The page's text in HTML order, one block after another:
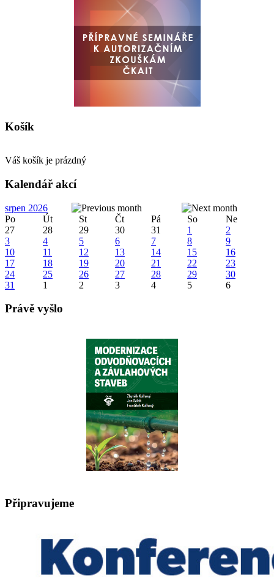
Košík
Váš košík je prázdný
Kalendář akcí
srpen 2026
Po
Út St Čt Pá So
Ne
27
28 29 30 31 1
2
3
4 5 6 7 8
9
10
11 12 13 14 15
16
17
18 19 20 21 22
23
24
25 26 27 28 29
30
31
1 2 3 4 5 6
Právě vyšlo
Připravujeme